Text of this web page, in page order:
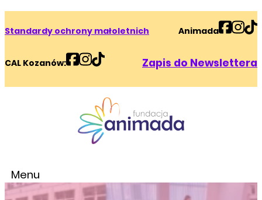
Standardy ochrony małoletnich Animada
CAL Kozanów: Zapis do Newslettera
Menu